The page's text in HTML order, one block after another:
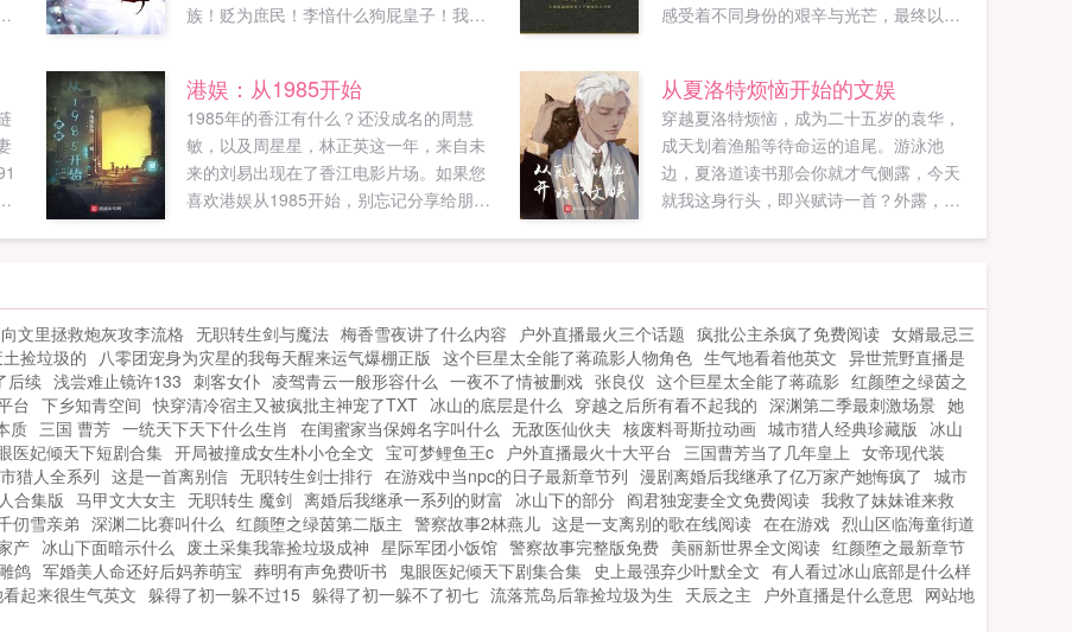
族！贬为庶民！李愔什么狗屁皇子！我不
您好。他的琉璃厂月入百万贯。堪比长安
半年税收。李世民惊恐这陛下，六皇子的
集团公司提供了千万个就业岗位，让千万
家庭奔小康。月进账亿万贯！富可敌国！
李世民急了快召我儿回宫，大不了朕给他
道歉。晚了！六皇子带着他的远洋舰队已
出面求他回来！如果您喜欢大唐第一逆
子，别忘记分享给朋友...
感受着不同身份的艰辛与光芒，最终以实
港娱：从1985开始
1985年的香江有什么？还没成名的周慧
敏，以及周星星，林正英这一年，来自未
来的刘易出现在了香江电影片场。如果您
喜欢港娱从1985开始，别忘记分享给朋
从夏洛特烦恼开始的文娱
穿越夏洛特烦恼，成为二十五岁的袁华，
成天划着渔船等待命运的追尾。游泳池
边，夏洛道读书那会你就才气侧露，今天
就我这身行头，即兴赋诗一首？外露，外
袁华洛哥，我想开一家电影投资公司。如
果您喜欢从夏洛特烦恼开始的文娱，别忘
记分享给朋友...
文里拯救炮灰攻李流格 无职转生剑与魔法 梅香雪夜讲了什么内容 户外直播最火三个话题 疯批公主杀疯了免费阅读 女婿最忌三
捡垃圾的 八零团宠身为灾星的我每天醒来运气爆棚正版 这个巨星太全能了蒋疏影人物角色 生气地看着他英文 异世荒野直播是
后续 浅尝难止镜许133 刺客女仆 凌驾青云一般形容什么 一夜不了情被删戏 张良仪 这个巨星太全能了蒋疏影 红颜堕之绿茵之
台 下乡知青空间 快穿清冷宿主又被疯批主神宠了TXT 冰山的底层是什么 穿越之后所有看不起我的 深渊第二季最刺激场景 她
质 三国 曹芳 一统天下天下什么生肖 在闺蜜家当保姆名字叫什么 无敌医仙伙夫 核废料哥斯拉动画 城市猎人经典珍藏版 冰山
医妃倾天下短剧合集 开局被撞成女生朴小仓全文 宝可梦鲤鱼王c 户外直播最火十大平台 三国曹芳当了几年皇上 女帝现代装
猎人全系列 这是一首离别信 无职转生剑士排行 在游戏中当npc的日子最新章节列 漫剧离婚后我继承了亿万家产她悔疯了 城市
合集版 马甲文大女主 无职转生 魔剑 离婚后我继承一系列的财富 冰山下的部分 阎君独宠妻全文免费阅读 我救了妹妹谁来救
仞雪亲弟 深渊二比赛叫什么 红颜堕之绿茵第二版主 警察故事2林燕儿 这是一支离别的歌在线阅读 在在游戏 烈山区临海童街道
产 冰山下面暗示什么 废土采集我靠捡垃圾成神 星际军团小饭馆 警察故事完整版免费 美丽新世界全文阅读 红颜堕之最新章节
鸽 军婚美人命还好后妈养萌宝 葬明有声免费听书 鬼眼医妃倾天下剧集合集 史上最强弃少叶默全文 有人看过冰山底部是什么样
起来很生气英文 躲得了初一躲不过15 躲得了初一躲不了初七 流落荒岛后靠捡垃圾为生 天辰之主 户外直播是什么意思 网站地